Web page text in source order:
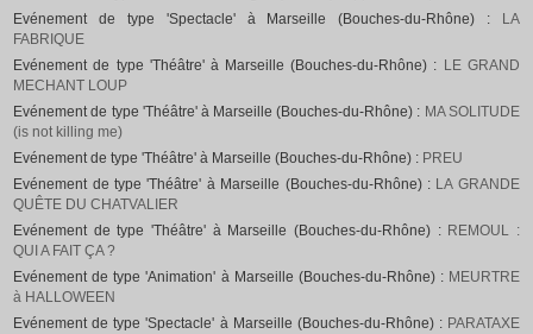
Evénement de type 'Spectacle' à Marseille (Bouches-du-Rhône) :
LA
FABRIQUE
Evénement de type 'Théâtre' à Marseille (Bouches-du-Rhône) : LE GRAND
MECHANT LOUP
Evénement de type 'Théâtre' à Marseille (Bouches-du-Rhône) : MA SOLITUDE
(is not killing me)
Evénement de type 'Théâtre' à Marseille (Bouches-du-Rhône) : PREU
Evénement de type 'Théâtre' à Marseille (Bouches-du-Rhône) : LA GRANDE
QUÊTE DU CHATVALIER
Evénement de type 'Théâtre' à Marseille (Bouches-du-Rhône) : REMOUL :
QUI A FAIT ÇA ?
Evénement de type 'Animation' à Marseille (Bouches-du-Rhône) : MEURTRE
à HALLOWEEN
Evénement de type 'Spectacle' à Marseille (Bouches-du-Rhône) : PARATAXE